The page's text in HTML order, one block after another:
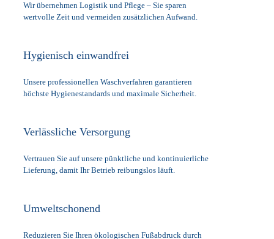
Wir übernehmen Logistik und Pflege – Sie sparen
wertvolle Zeit und vermeiden zusätzlichen Aufwand.
Hygienisch einwandfrei
Unsere professionellen Waschverfahren garantieren
höchste Hygienestandards und maximale Sicherheit.
Verlässliche Versorgung
Vertrauen Sie auf unsere pünktliche und kontinuierliche
Lieferung, damit Ihr Betrieb reibungslos läuft.
Umweltschonend
Reduzieren Sie Ihren ökologischen Fußabdruck durch